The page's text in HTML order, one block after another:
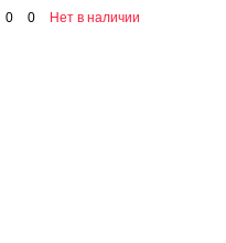
NORDBERG N4125H-600
0 0 Нет в наличии